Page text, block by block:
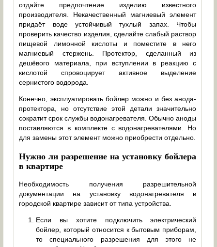
отдайте предпочтение изделию известного
производителя. Некачественный магниевый элемент
придаёт воде устойчивый тухлый запах. Чтобы
проверить качество изделия, сделайте слабый раствор
пищевой лимонной кислоты и поместите в него
магниевый стержень. Протектор, сделанный из
дешёвого материала, при вступлении в реакцию с
кислотой спровоцирует активное выделение
сернистого водорода.
Конечно, эксплуатировать бойлер можно и без анода-
протектора, но отсутствие этой детали значительно
сократит срок службы водонагревателя. Обычно аноды
поставляются в комплекте с водонагревателями. Но
для замены этот элемент можно приобрести отдельно.
Нужно ли разрешение на установку бойлера
в квартире
Необходимость получения разрешительной
документации на установку водонагревателя в
городской квартире зависит от типа устройства.
Если вы хотите подключить электрический
бойлер, который относится к бытовым приборам,
то специального разрешения для этого не